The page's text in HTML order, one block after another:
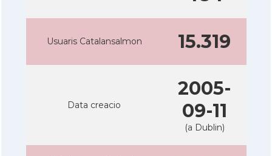
Usuaris Catalansalmon 15.319
Data creacio
2005-
09-11
(a Dublin)